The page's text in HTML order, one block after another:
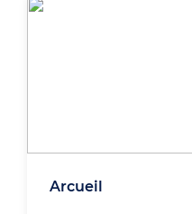
Arcueil